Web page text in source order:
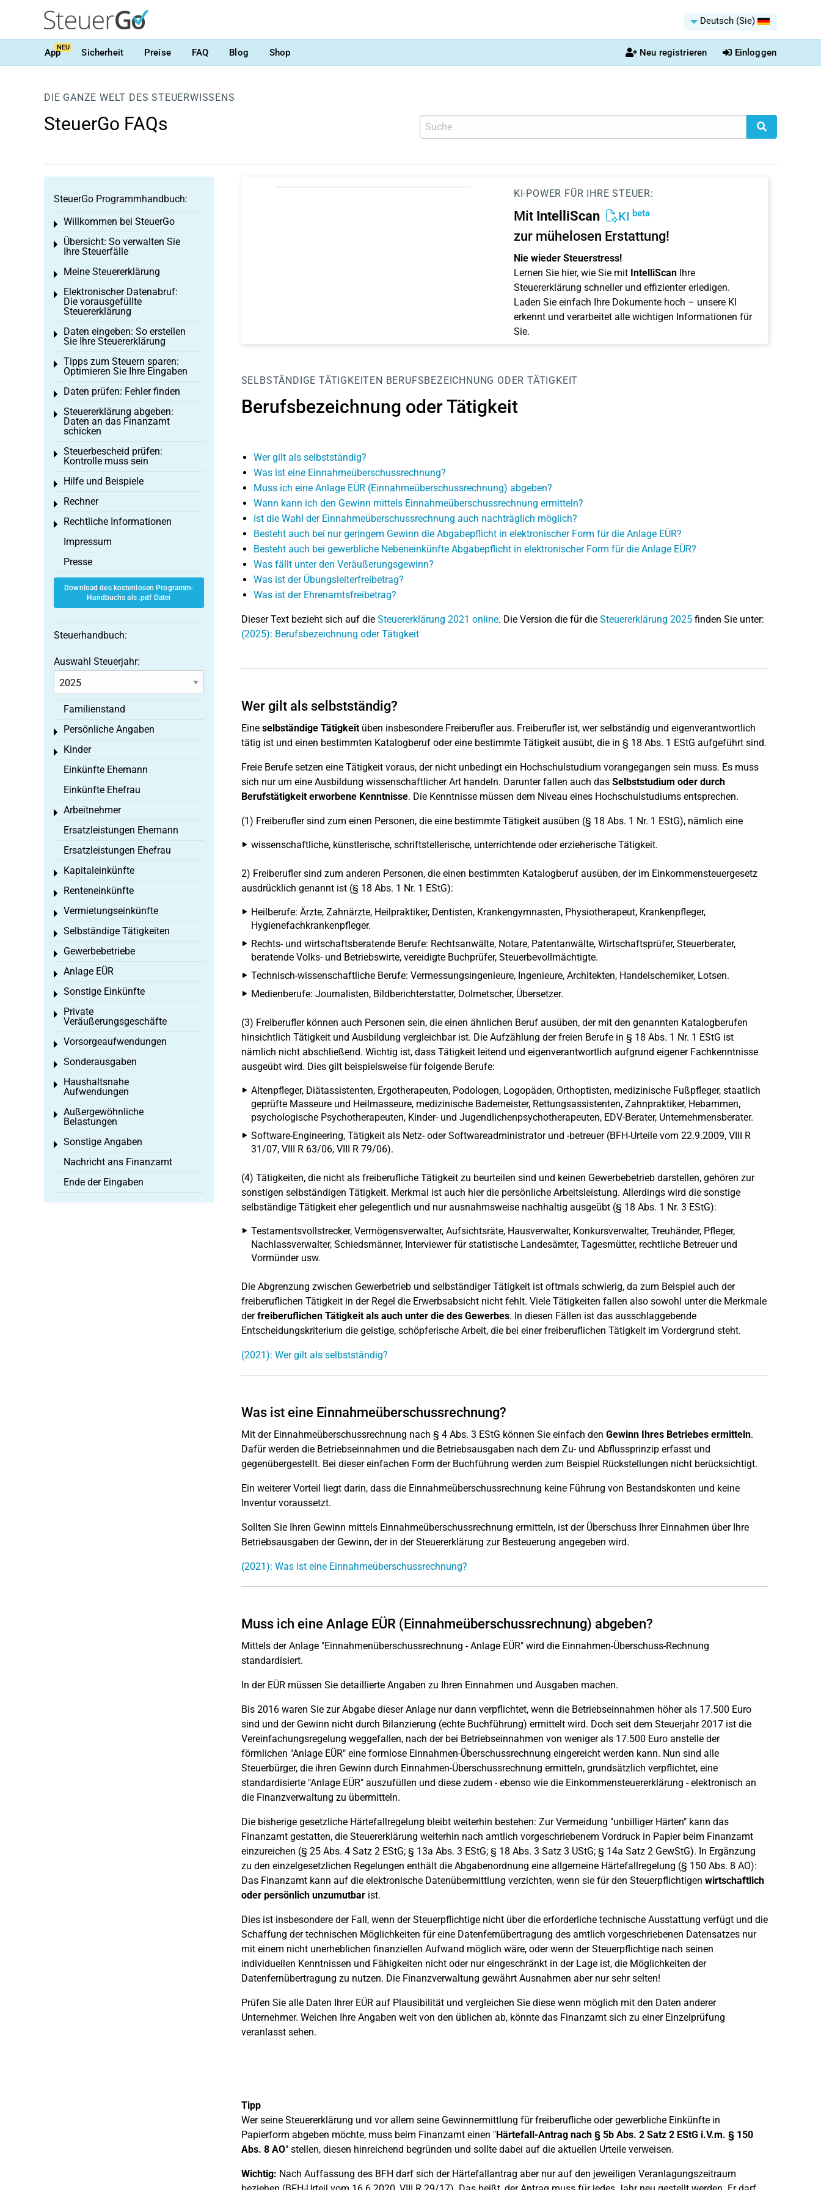
Deutsch (Sie)
AppNEU Sicherheit Preise FAQ Blog Shop Neu registrieren Einloggen
DIE GANZE WELT DES STEUERWISSENS
SteuerGo FAQs
KI-POWER FÜR IHRE STEUER:
Mit IntelliScan KI beta
zur mühelosen Erstattung!
Nie wieder Steuerstress!
Lernen Sie hier, wie Sie mit IntelliScanIhre
Steuererklärung schneller und effizienter erledigen.
Laden Sie einfach Ihre Dokumente hoch – unsere KI
erkennt und verarbeitet alle wichtigen Informationen für
Sie.
SELBSTÄNDIGE TÄTIGKEITEN BERUFSBEZEICHNUNG ODER TÄTIGKEIT
Berufsbezeichnung oder Tätigkeit
Wer gilt als selbstständig?
Was ist eine Einnahmeüberschussrechnung?
Muss ich eine Anlage EÜR (Einnahmeüberschussrechnung) abgeben?
Wann kann ich den Gewinn mittels Einnahmeüberschussrechnung ermitteln?
Ist die Wahl der Einnahmeüberschussrechnung auch nachträglich möglich?
Besteht auch bei nur geringem Gewinn die Abgabepflicht in elektronischer Form für die Anlage EÜR?
Besteht auch bei gewerbliche Nebeneinkünfte Abgabepflicht in elektronischer Form für die Anlage EÜR?
Was fällt unter den Veräußerungsgewinn?
Was ist der Übungsleiterfreibetrag?
Was ist der Ehrenamtsfreibetrag?
Dieser Text bezieht sich auf die Steuererklärung 2021 online. Die Version die für die Steuererklärung 2025finden Sie unter:
(2025): Berufsbezeichnung oder Tätigkeit
Wer gilt als selbstständig?
Eine selbständige Tätigkeitüben insbesondere Freiberufler aus. Freiberufler ist, wer selbständig und eigenverantwortlich
tätig ist und einen bestimmten Katalogberuf oder eine bestimmte Tätigkeit ausübt, die in § 18 Abs. 1 EStG aufgeführt sind.
Freie Berufe setzen eine Tätigkeit voraus, der nicht unbedingt ein Hochschulstudium vorangegangen sein muss. Es muss
sich nur um eine Ausbildung wissenschaftlicher Art handeln. Darunter fallen auch das Selbststudium oder durch
Berufstätigkeit erworbene Kenntnisse. Die Kenntnisse müssen dem Niveau eines Hochschulstudiums entsprechen.
(1) Freiberufler sind zum einen Personen, die eine bestimmte Tätigkeit ausüben (§ 18 Abs. 1 Nr. 1 EStG), nämlich eine
wissenschaftliche, künstlerische, schriftstellerische, unterrichtende oder erzieherische Tätigkeit.
2) Freiberufler sind zum anderen Personen, die einen bestimmten Katalogberuf ausüben, der im Einkommensteuergesetz
ausdrücklich genannt ist (§ 18 Abs. 1 Nr. 1 EStG):
Heilberufe: Ärzte, Zahnärzte, Heilpraktiker, Dentisten, Krankengymnasten, Physiotherapeut, Krankenpfleger,
Hygienefachkrankenpfleger.
Rechts- und wirtschaftsberatende Berufe: Rechtsanwälte, Notare, Patentanwälte, Wirtschaftsprüfer, Steuerberater,
beratende Volks- und Betriebswirte, vereidigte Buchprüfer, Steuerbevollmächtigte.
Technisch-wissenschaftliche Berufe: Vermessungsingenieure, Ingenieure, Architekten, Handelschemiker, Lotsen.
Medienberufe: Journalisten, Bildberichterstatter, Dolmetscher, Übersetzer.
(3) Freiberufler können auch Personen sein, die einen ähnlichen Beruf ausüben, der mit den genannten Katalogberufen
hinsichtlich Tätigkeit und Ausbildung vergleichbar ist. Die Aufzählung der freien Berufe in § 18 Abs. 1 Nr. 1 EStG ist
nämlich nicht abschließend. Wichtig ist, dass Tätigkeit leitend und eigenverantwortlich aufgrund eigener Fachkenntnisse
ausgeübt wird. Dies gilt beispielsweise für folgende Berufe:
Altenpfleger, Diätassistenten, Ergotherapeuten, Podologen, Logopäden, Orthoptisten, medizinische Fußpfleger, staatlich
geprüfte Masseure und Heilmasseure, medizinische Bademeister, Rettungsassistenten, Zahnpraktiker, Hebammen,
psychologische Psychotherapeuten, Kinder- und Jugendlichenpsychotherapeuten, EDV-Berater, Unternehmensberater.
Software-Engineering, Tätigkeit als Netz- oder Softwareadministrator und -betreuer (BFH-Urteile vom 22.9.2009, VIII R
31/07, VIII R 63/06, VIII R 79/06).
(4) Tätigkeiten, die nicht als freiberufliche Tätigkeit zu beurteilen sind und keinen Gewerbebetrieb darstellen, gehören zur
sonstigen selbständigen Tätigkeit. Merkmal ist auch hier die persönliche Arbeitsleistung. Allerdings wird die sonstige
selbständige Tätigkeit eher gelegentlich und nur ausnahmsweise nachhaltig ausgeübt (§ 18 Abs. 1 Nr. 3 EStG):
Testamentsvollstrecker, Vermögensverwalter, Aufsichtsräte, Hausverwalter, Konkursverwalter, Treuhänder, Pfleger,
Nachlassverwalter, Schiedsmänner, Interviewer für statistische Landesämter, Tagesmütter, rechtliche Betreuer und
Vormünder usw.
Die Abgrenzung zwischen Gewerbetrieb und selbständiger Tätigkeit ist oftmals schwierig, da zum Beispiel auch der
freiberuflichen Tätigkeit in der Regel die Erwerbsabsicht nicht fehlt. Viele Tätigkeiten fallen also sowohl unter die Merkmale
derfreiberuflichen Tätigkeit als auch unter die des Gewerbes. In diesen Fällen ist das ausschlaggebende
Entscheidungskriterium die geistige, schöpferische Arbeit, die bei einer freiberuflichen Tätigkeit im Vordergrund steht.
(2021): Wer gilt als selbstständig?
Was ist eine Einnahmeüberschussrechnung?
Mit der Einnahmeüberschussrechnung nach § 4 Abs. 3 EStG können Sie einfach den Gewinn Ihres Betriebes ermitteln.
Dafür werden die Betriebseinnahmen und die Betriebsausgaben nach dem Zu- und Abflussprinzip erfasst und
gegenübergestellt. Bei dieser einfachen Form der Buchführung werden zum Beispiel Rückstellungen nicht berücksichtigt.
Ein weiterer Vorteil liegt darin, dass die Einnahmeüberschussrechnung keine Führung von Bestandskonten und keine
Inventur voraussetzt.
Sollten Sie Ihren Gewinn mittels Einnahmeüberschussrechnung ermitteln, ist der Überschuss Ihrer Einnahmen über Ihre
Betriebsausgaben der Gewinn, der in der Steuererklärung zur Besteuerung angegeben wird.
(2021): Was ist eine Einnahmeüberschussrechnung?
Muss ich eine Anlage EÜR (Einnahmeüberschussrechnung) abgeben?
Mittels der Anlage "Einnahmenüberschussrechnung - Anlage EÜR" wird die Einnahmen-Überschuss-Rechnung
standardisiert.
In der EÜR müssen Sie detaillierte Angaben zu Ihren Einnahmen und Ausgaben machen.
Bis 2016 waren Sie zur Abgabe dieser Anlage nur dann verpflichtet, wenn die Betriebseinnahmen höher als 17.500 Euro
sind und der Gewinn nicht durch Bilanzierung (echte Buchführung) ermittelt wird. Doch seit dem Steuerjahr 2017 ist die
Vereinfachungsregelung weggefallen, nach der bei Betriebseinnahmen von weniger als 17.500 Euro anstelle der
förmlichen "Anlage EÜR" eine formlose Einnahmen-Überschussrechnung eingereicht werden kann. Nun sind alle
Steuerbürger, die ihren Gewinn durch Einnahmen-Überschussrechnung ermitteln, grundsätzlich verpflichtet, eine
standardisierte "Anlage EÜR" auszufüllen und diese zudem - ebenso wie die Einkommensteuererklärung - elektronisch an
die Finanzverwaltung zu übermitteln.
Die bisherige gesetzliche Härtefallregelung bleibt weiterhin bestehen: Zur Vermeidung "unbilliger Härten" kann das
Finanzamt gestatten, die Steuererklärung weiterhin nach amtlich vorgeschriebenem Vordruck in Papier beim Finanzamt
einzureichen (§ 25 Abs. 4 Satz 2 EStG; § 13a Abs. 3 EStG; § 18 Abs. 3 Satz 3 UStG; § 14a Satz 2 GewStG). In Ergänzung
zu den einzelgesetzlichen Regelungen enthält die Abgabenordnung eine allgemeine Härtefallregelung (§ 150 Abs. 8 AO):
Das Finanzamt kann auf die elektronische Datenübermittlung verzichten, wenn sie für den Steuerpflichtigen wirtschaftlich
oder persönlich unzumutbarist.
Dies ist insbesondere der Fall, wenn der Steuerpflichtige nicht über die erforderliche technische Ausstattung verfügt und die
Schaffung der technischen Möglichkeiten für eine Datenfernübertragung des amtlich vorgeschriebenen Datensatzes nur
mit einem nicht unerheblichen finanziellen Aufwand möglich wäre, oder wenn der Steuerpflichtige nach seinen
individuellen Kenntnissen und Fähigkeiten nicht oder nur eingeschränkt in der Lage ist, die Möglichkeiten der
Datenfernübertragung zu nutzen. Die Finanzverwaltung gewährt Ausnahmen aber nur sehr selten!
Prüfen Sie alle Daten Ihrer EÜR auf Plausibilität und vergleichen Sie diese wenn möglich mit den Daten anderer
Unternehmer. Weichen Ihre Angaben weit von den üblichen ab, könnte das Finanzamt sich zu einer Einzelprüfung
veranlasst sehen.
Tipp
Wer seine Steuererklärung und vor allem seine Gewinnermittlung für freiberufliche oder gewerbliche Einkünfte in
Papierform abgeben möchte, muss beim Finanzamt einen "Härtefall-Antrag nach § 5b Abs. 2 Satz 2 EStG i.V.m. § 150
Abs. 8 AO" stellen, diesen hinreichend begründen und sollte dabei auf die aktuellen Urteile verweisen.
Wichtig: Nach Auffassung des BFH darf sich der Härtefallantrag aber nur auf den jeweiligen Veranlagungszeitraum
SteuerGo Programmhandbuch:
Willkommen bei SteuerGo
Toggle menu
Übersicht: So verwalten Sie
Ihre Steuerfälle
Toggle menu
Meine Steuererklärung
Toggle menu
Elektronischer Datenabruf:
Die vorausgefüllte
Steuererklärung
Toggle menu
Daten eingeben: So erstellen
Sie Ihre Steuererklärung
Toggle menu
Tipps zum Steuern sparen:
Optimieren Sie Ihre Eingaben
Toggle menu
Daten prüfen: Fehler finden
Toggle menu
Steuererklärung abgeben:
Daten an das Finanzamt
schicken
Toggle menu
Steuerbescheid prüfen:
Kontrolle muss sein
Toggle menu
Hilfe und Beispiele
Toggle menu
Rechner
Toggle menu
Rechtliche Informationen
Toggle menu
Impressum
Presse
Download des kostenlosen Programm-
Handbuchs als .pdf Datei
Steuerhandbuch:
Auswahl Steuerjahr:
Familienstand
Persönliche Angaben
Toggle menu
Kinder
Toggle menu
Einkünfte Ehemann
Einkünfte Ehefrau
Arbeitnehmer
Toggle menu
Ersatzleistungen Ehemann
Ersatzleistungen Ehefrau
Kapitaleinkünfte
Toggle menu
Renteneinkünfte
Toggle menu
Vermietungseinkünfte
Toggle menu
Selbständige Tätigkeiten
Toggle menu
Gewerbebetriebe
Toggle menu
Anlage EÜR
Toggle menu
Sonstige Einkünfte
Toggle menu
Private
Veräußerungsgeschäfte
Toggle menu
Vorsorgeaufwendungen
Toggle menu
Sonderausgaben
Toggle menu
Haushaltsnahe
Aufwendungen
Toggle menu
Außergewöhnliche
Belastungen
Toggle menu
Sonstige Angaben
Toggle menu
Nachricht ans Finanzamt
Ende der Eingaben